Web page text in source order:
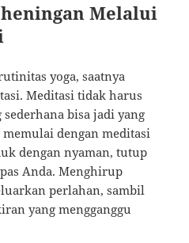
Melalui
yoga, saatnya
Meditasi tidak harus
bisa jadi yang
dengan meditasi
dengan nyaman, tutup
Anda. Menghirup
perlahan, sambil
yang mengganggu